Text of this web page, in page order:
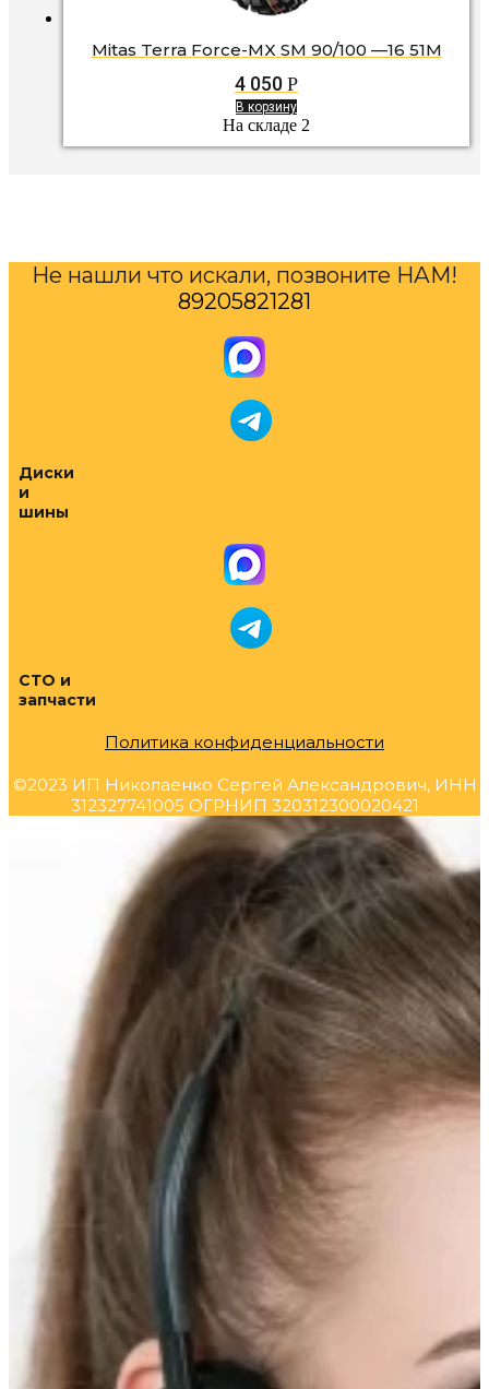
Mitas Terra Force-MX SM 90/100 —16 51M
4 050 Р
В корзину
На складе 2
Не нашли что искали, позвоните НАМ!
89205821281
Диски
и
шины
СТО и
запчасти
Политика конфиденциальности
©2023 ИП Николаенко Сергей Александрович, ИНН
312327741005 ОГРНИП 320312300020421